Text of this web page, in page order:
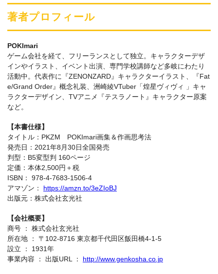
著者プロフィール
POKImari
ゲーム会社を経て、フリーランスとして独立。キャラクターデザ
インやイラスト、イベント出演、専門学校講師など多岐にわたり
活動中。代表作に『ZENONZARD』キャラクターイラスト、『Fat
e/Grand Order』概念礼装、洲崎綾VTuber「煌星ヴィヴィ 」キャ
ラクターデザイン、TVアニメ『テスラノート』キャラクター原案
など。
【本書仕様】
タイトル：PKZM POKImari画集＆作画思考法
発売日：2021年8月30日全国発売
判型：B5変型判 160ページ
定価：本体2,500円＋税
ISBN： 978-4-7683-1506-4
アマゾン： https://amzn.to/3eZIoBJ
出版元：株式会社⽞光社
【会社概要】
商号 ： 株式会社⽞光社
所在地 ： 〒102-8716 東京都千代⽥区飯⽥橋4-1-5
設⽴ ： 1931年
事業内容 ： 出版URL ： http://www.genkosha.co.jp